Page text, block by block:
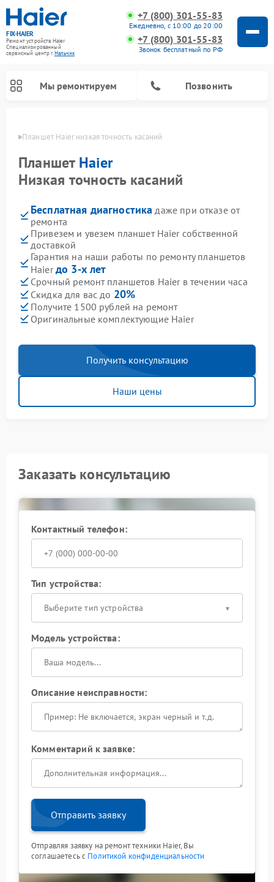
FIX-HAIER
Ремонт устройств Haier
Специализированный
cервисный центр г.Нальчик
+7 (800) 301-55-83
Ежедневно, с 10:00 до 20:00
+7 (800) 301-55-83
Звонок бесплатный по РФ
Мы ремонтируем Позвонить
Планшет Haier низкая точность касаний
Планшет Haier
Низкая точность касаний
Бесплатная диагностика даже при отказе от
ремонта
Привезем и увезем планшет Haier собственной
доставкой
Гарантия на наши работы по ремонту планшетов
Haierдо 3-х лет
Срочный ремонт планшетов Haier в течении часа
Скидка для вас до 20%
Получите 1500 рублей на ремонт
Оригинальные комплектующие Haier
Получить консультацию
Наши цены
Заказать консультацию
Контактный телефон:
Тип устройства:
Выберите тип устройства
Модель устройства:
Описание неисправности:
Комментарий к заявке:
Отправить заявку
Отправляя заявку на ремонт техники Haier, Вы
соглашаетесь с Политикой конфиденциальности